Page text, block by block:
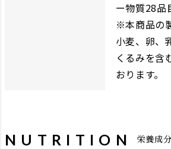
ー物質28品
※本商品の
小麦、卵、
くるみを含
おります。
NUTRITION 栄養成分